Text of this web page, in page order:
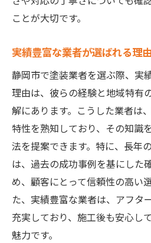
ことが大切です。
実績豊富な業者が選ばれる理
静岡市で塗装業者を選ぶ際、実
理由は、彼らの経験と地域特有
解にあります。こうした業者は
特性を熟知しており、その知識
法を提案できます。特に、長年
は、過去の成功事例を基にした
め、顧客にとって信頼性の高い
た、実績豊富な業者は、アフタ
充実しており、施工後も安心し
魅力です。